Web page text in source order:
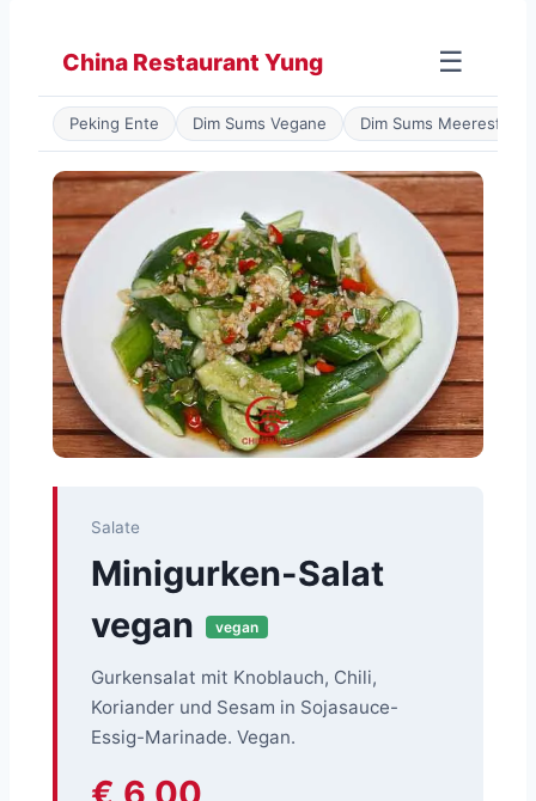
springen
China Restaurant Yung ☰
Peking Ente Dim Sums Vegane Dim Sums
Salate
Minigurken-Salat
vegan
vegan
Gurkensalat mit Knoblauch, Chili,
Koriander und Sesam in Sojasauce-
Essig-Marinade. Vegan.